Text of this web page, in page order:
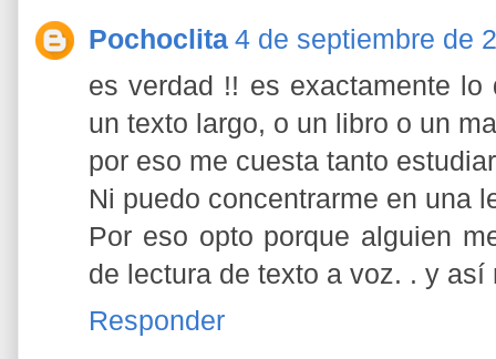
Pochoclita 4 de septiembre de
es verdad !! es exactamente
un texto largo, o un libro o un
por eso me cuesta tanto estudiar
Ni puedo concentrarme en una
Por eso opto porque alguien
de lectura de texto a voz. . y así
Responder